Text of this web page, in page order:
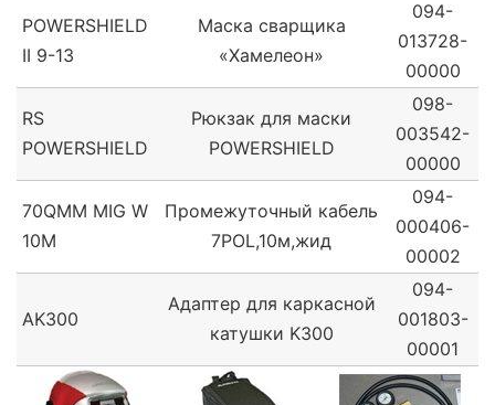
POWERSHIELD
II 9-13
Маска сварщика
«Хамелеон»
094-
013728-
00000
RS
POWERSHIELD
Рюкзак для маски
POWERSHIELD
098-
003542-
00000
70QMM MIG W
10M
Промежуточный кабель
7POL,10м,жид
094-
000406-
00002
AK300
Адаптер для каркасной
катушки K300
094-
001803-
00001